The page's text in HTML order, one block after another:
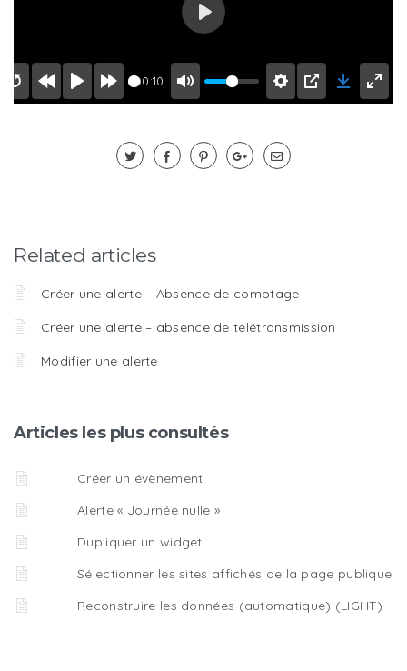
00:10
Play
Related articles
Créer une alerte – Absence de comptage
Créer une alerte – absence de télétransmission
Modifier une alerte
Articles les plus consultés
Créer un évènement
Alerte « Journée nulle »
Dupliquer un widget
Sélectionner les sites affichés de la page publique
Reconstruire les données (automatique) (LIGHT)